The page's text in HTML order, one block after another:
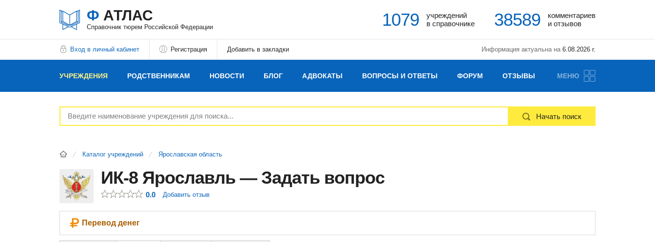
Ф АТЛАС
Справочник тюрем Российской Федерации 1079
учреждений
в справочнике
38589
комментариев
и отзывов
Информация актуальна на6.08.2026 г.
Вход в личный кабинет Регистрация Добавить в закладки
УЧРЕЖДЕНИЯ РОДСТВЕННИКАМ НОВОСТИ БЛОГ АДВОКАТЫ ВОПРОСЫ И ОТВЕТЫ ФОРУМ ОТЗЫВЫ
РЕКЛАМОДАТЕЛЯМ
МЕНЮ
Начать поиск
Каталог учреждений Ярославская область
ИК-8 Ярославль — Задать вопрос
0.0 Добавить отзыв
Перевод денег